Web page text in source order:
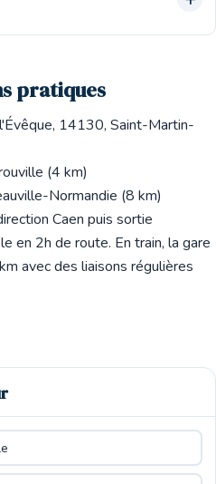
pratiques
14130, Saint-Martin-
(4 km)
Normandie (8 km)
Caen puis sortie
en 2h de route. En train, la gare
avec des liaisons régulières